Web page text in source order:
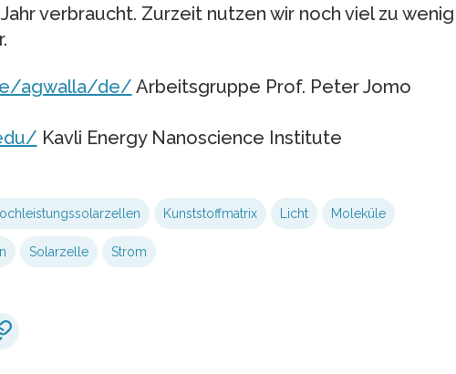
verbraucht. Zurzeit nutzen wir noch viel zu wenig
agwalla/de/ Arbeitsgruppe Prof. Peter Jomo
Kavli Energy Nanoscience Institute
Kunststoffmatrix Licht Moleküle
Solarzelle Strom